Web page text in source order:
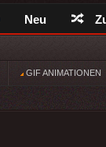
Neu
GIF ANIMATIONEN